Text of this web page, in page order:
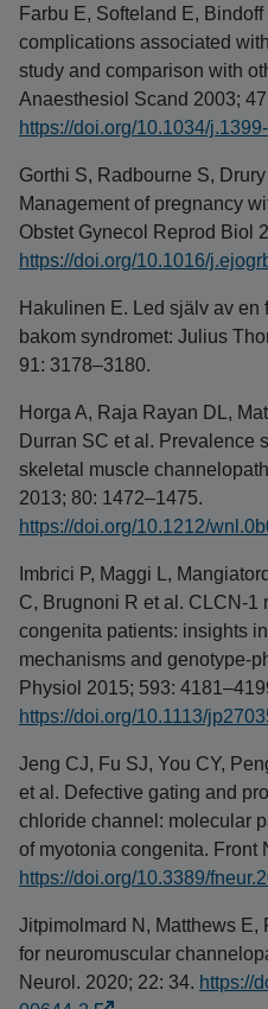
Farbu E, Softeland E,
complications associated
study and comparison with
Anaesthesiol Scand 2003;
https://doi.org/10.1034/
Gorthi S, Radbourne S,
Management of pregnancy
Obstet Gynecol Reprod Biol
https://doi.org/10.1016/
Hakulinen E. Led själv av en
bakom syndromet: Julius
91: 3178–3180.
Horga A, Raja Rayan DL,
Durran SC et al. Prevalence
skeletal muscle
2013; 80: 1472–1475.
https://doi.org/10.1212/
Imbrici P, Maggi L,
C, Brugnoni R et al. CLCN-1
congenita patients: insights
mechanisms and genotype-
Physiol 2015; 593:
https://doi.org/10.1113/
Jeng CJ, Fu SJ, You CY,
et al. Defective gating and
chloride channel: molecular
of myotonia congenita. Front
https://doi.org/10.3389/
Jitpimolmard N, Matthews E,
for neuromuscular
Neurol. 2020; 22: 34. https://